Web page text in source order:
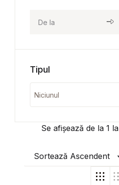
Se afișează de la 1 la
Sortează Ascendent
Tipul